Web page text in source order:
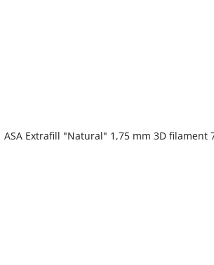
ASA Extrafill "Natural" 1,75 mm 3D filament